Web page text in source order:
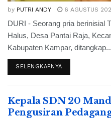
by PUTRI ANDY 6 AGUSTUS
DURI - Seorang pria berinisial
Halus, Desa Pantai Raja,
Kabupaten Kampar, ditangkap...
SELENGKAPNYA
Kepala SDN 20
Pengusiran